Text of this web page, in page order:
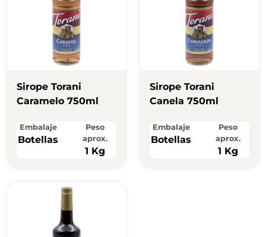
Sirope Torani
Caramelo 750ml
Embalaje
Botellas
Peso
aprox.
1 Kg
Sirope Torani
Canela 750ml
Embalaje
Botellas
Peso
aprox.
1 Kg